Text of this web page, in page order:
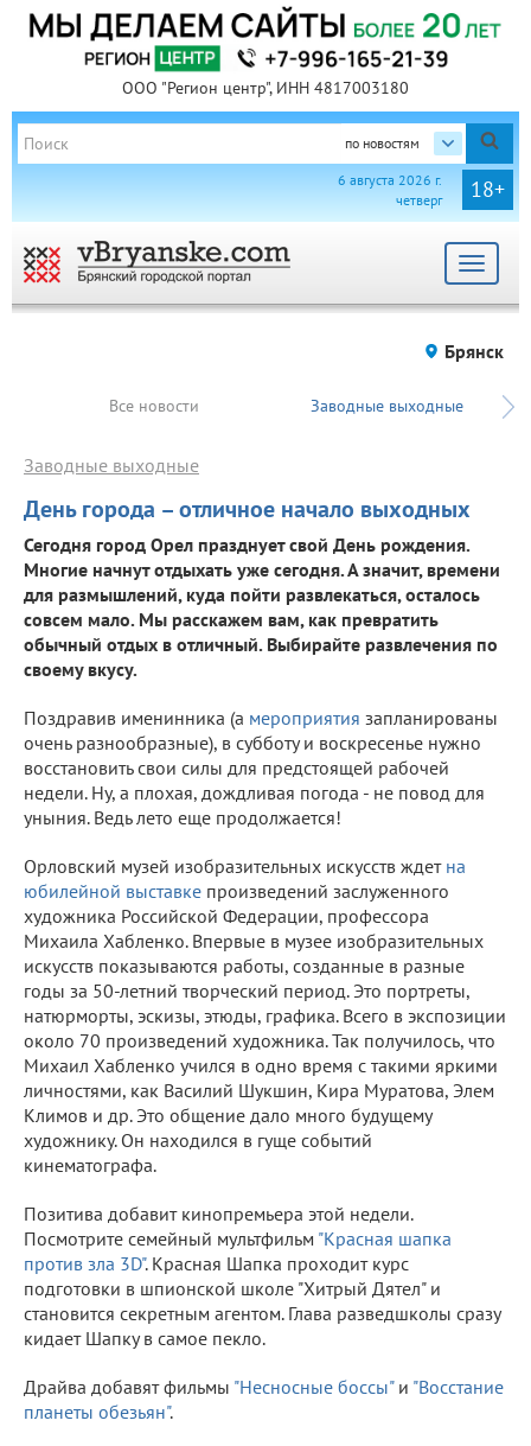
ООО "Регион центр", ИНН 4817003180
по новостям
18+
6 августа 2026 г.
четверг
Toggle
Брянск
Все новости Заводные выходные
День города – отличное начало выходных
Заводные выходные
Сегодня город Орел празднует свой День рождения.
Многие начнут отдыхать уже сегодня. А значит, времени
для размышлений, куда пойти развлекаться, осталось
совсем мало. Мы расскажем вам, как превратить
обычный отдых в отличный. Выбирайте развлечения по
своему вкусу.
Поздравив именинника (а мероприятия запланированы
очень разнообразные), в субботу и воскресенье нужно
восстановить свои силы для предстоящей рабочей
недели. Ну, а плохая, дождливая погода - не повод для
уныния. Ведь лето еще продолжается!
Орловский музей изобразительных искусств ждет на
юбилейной выставке произведений заслуженного
художника Российской Федерации, профессора
Михаила Хабленко. Впервые в музее изобразительных
искусств показываются работы, созданные в разные
годы за 50-летний творческий период. Это портреты,
натюрморты, эскизы, этюды, графика. Всего в экспозиции
около 70 произведений художника. Так получилось, что
Михаил Хабленко учился в одно время с такими яркими
личностями, как Василий Шукшин, Кира Муратова, Элем
Климов и др. Это общение дало много будущему
художнику. Он находился в гуще событий
кинематографа.
Позитива добавит кинопремьера этой недели.
Посмотрите семейный мультфильм "Красная шапка
против зла 3D".Красная Шапка проходит курс
подготовки в шпионской школе "Хитрый Дятел" и
становится секретным агентом. Глава разведшколы сразу
кидает Шапку в самое пекло.
Драйва добавят фильмы "Несносные боссы"и "Восстание
планеты обезьян".